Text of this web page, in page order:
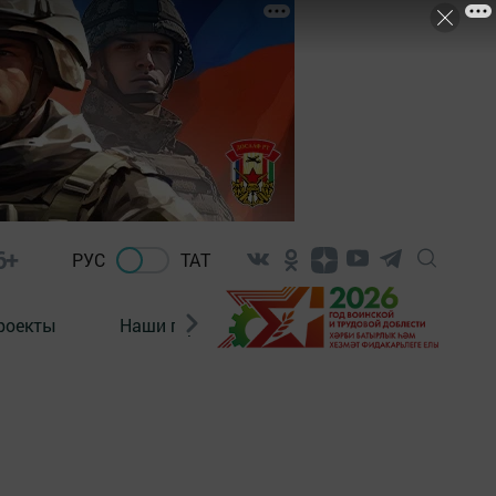
РУС ТАТ
Наши герои Нормативно-правовые